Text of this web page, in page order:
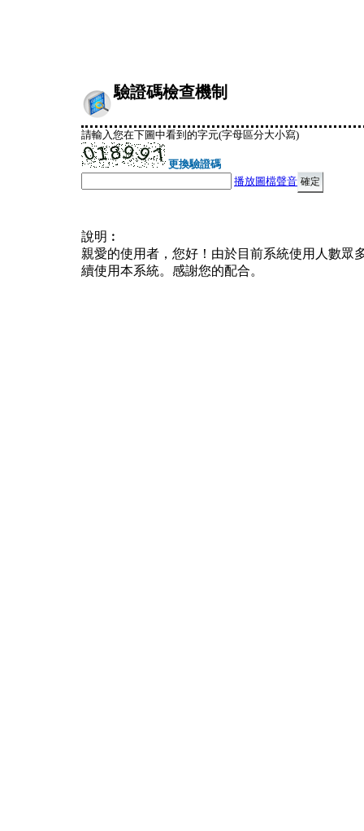
驗證碼檢查機制
請輸入您在下圖中看到的字元(字母區分大小寫)
更換驗證碼
播放圖檔聲音
說明︰
親愛的使用者，您好！由於目前系統使用人數眾
續使用本系統。感謝您的配合。